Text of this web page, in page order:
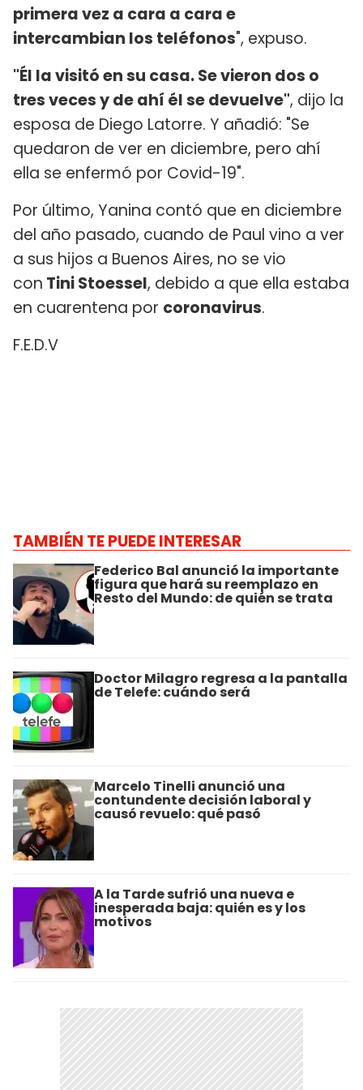
primera vez a cara a cara e
intercambian los teléfonos", expuso.
"Él la visitó en su casa. Se vieron dos o
tres veces y de ahí él se devuelve", dijo la
esposa de Diego Latorre. Y añadió: "Se
quedaron de ver en diciembre, pero ahí
ella se enfermó por Covid-19".
Por último, Yanina contó que en diciembre
del año pasado, cuando de Paul vino a ver
a sus hijos a Buenos Aires, no se vio
con Tini Stoessel, debido a que ella estaba
en cuarentena por coronavirus.
F.E.D.V
TAMBIÉN TE PUEDE INTERESAR
Federico Bal anunció la importante
figura que hará su reemplazo en
Resto del Mundo: de quién se trata
Doctor Milagro regresa a la pantalla
de Telefe: cuándo será
Marcelo Tinelli anunció una
contundente decisión laboral y
causó revuelo: qué pasó
A la Tarde sufrió una nueva e
inesperada baja: quién es y los
motivos